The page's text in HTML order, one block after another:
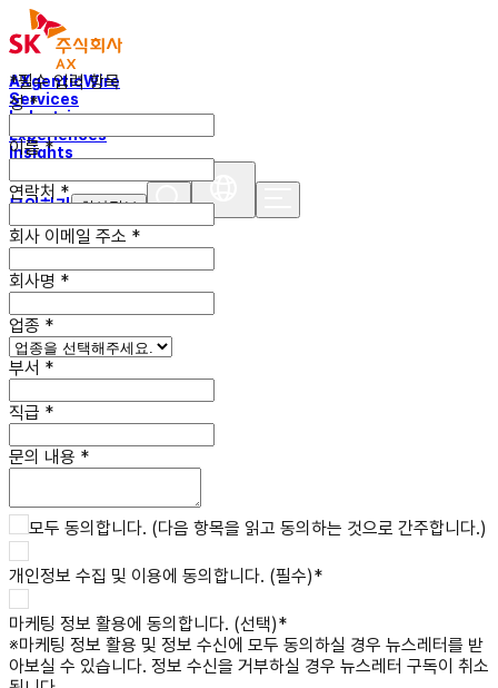
AXgenticWire
Services
Industries
Experiences
Insights
문의하기 회사정보
*필수 입력 항목
성*
이름*
연락처 *
회사 이메일 주소 *
회사명 *
업종 *
부서 *
직급 *
문의 내용 *
모두 동의합니다. (다음 항목을 읽고 동의하는 것으로 간주합니다.)
개인정보 수집 및 이용에 동의합니다. (필수)*
마케팅 정보 활용에 동의합니다. (선택)*
※마케팅 정보 활용 및 정보 수신에 모두 동의하실 경우 뉴스레터를 받
아보실 수 있습니다. 정보 수신을 거부하실 경우 뉴스레터 구독이 취소